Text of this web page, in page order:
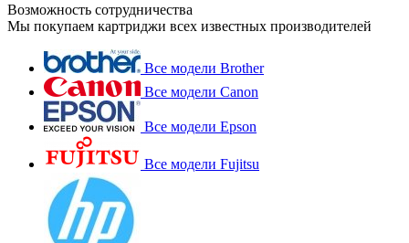
Возможность сотрудничества
Мы покупаем картриджи всех известных производителей
Все модели Brother
Все модели Canon
Все модели Epson
Все модели Fujitsu